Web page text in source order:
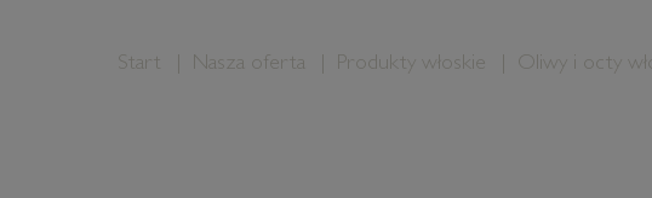
Start Nasza oferta Produkty włoskie Oliwy i octy